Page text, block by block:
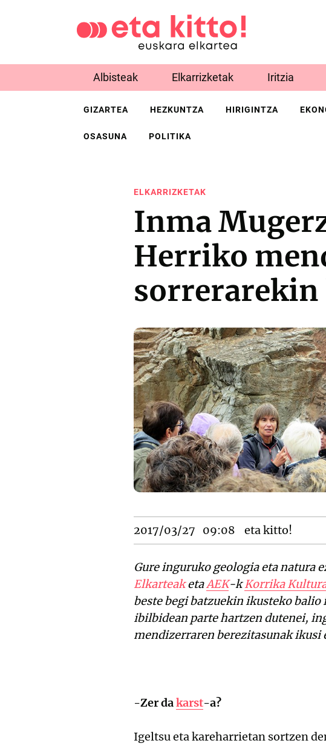
Albisteak Elkarrizketak Iritzia
GIZARTEA HEZKUNTZA HIRIGINTZA
OSASUNA POLITIKA
ELKARRIZKETAK
Inma
Herriko
sorrerarekin
2017/03/27 09:08 eta kitto!
Gure inguruko geologia eta natura
ElkarteaketaAEK-kKorrika
beste begi batzuekin ikusteko
ibilbidean parte hartzen dutenei,
mendizerraren berezitasunak ikusi
-Zer dakarst-a?
Igeltsu eta kareharrietan sortzen